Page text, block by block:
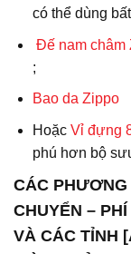
có thể dùng
Đế nam châm
;
Bao da Zippo
Hoặc Vỉ đựng
phú hơn bộ
CÁC
CHUYỂN –
VÀ CÁC TỈNH